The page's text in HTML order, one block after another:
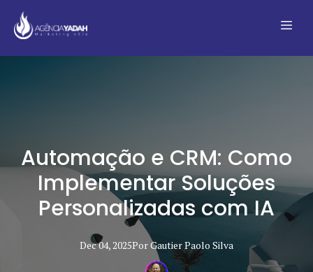
Automação e CRM: Como
Implementar Soluções
Personalizadas com IA
Dec 04, 2025PorGautier Paolo Silva